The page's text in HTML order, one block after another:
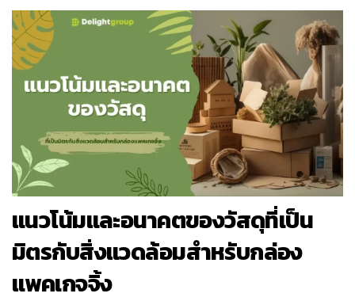
แนวโน้มและอนาคตของวัสดุที่เป็น
มิตรกับสิ่งแวดล้อมสำหรับกล่อง
แพคเกจจิ้ง